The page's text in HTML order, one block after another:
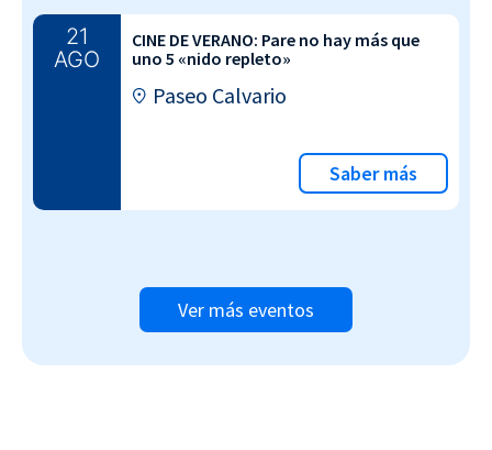
21
AGO
CINE DE VERANO: Pare no hay más que
uno 5 «nido repleto»
Paseo Calvario
Saber más
Ver más eventos